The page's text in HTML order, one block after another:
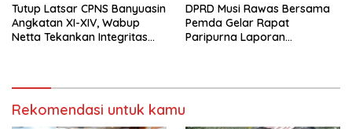
Tutup Latsar CPNS Banyuasin
Angkatan XI-XIV, Wabup
Netta Tekankan Integritas
DPRD Musi Rawas Bersama
Pemda Gelar Rapat
Paripurna Laporan
Rekomendasi untuk kamu